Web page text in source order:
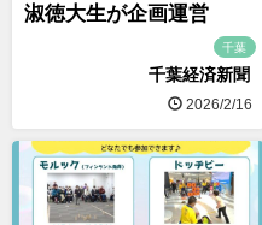
淑徳大生が企画運営
千葉
千葉経済新聞
2026/2/16